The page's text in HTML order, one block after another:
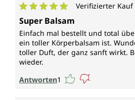
Durchschnittliche Bewertung
Verifizierter Kauf
Super Balsam
Einfach mal bestellt und total
ein toller Körperbalsam ist.
toller Duft, der ganz sanft wirkt.
wieder.
Antworten1